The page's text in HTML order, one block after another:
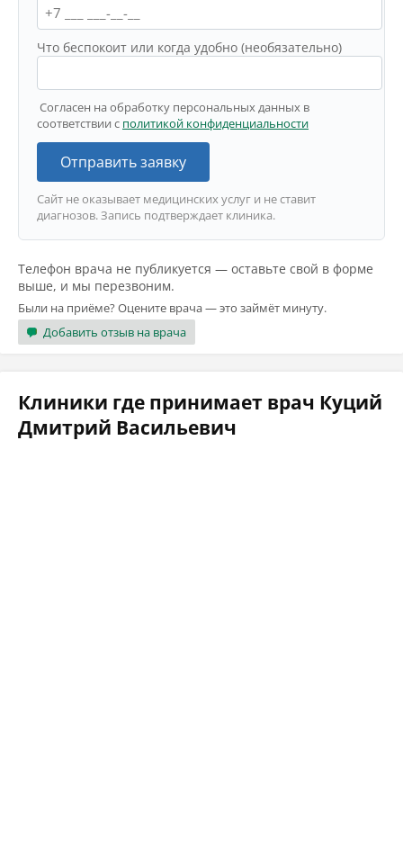
Что беспокоит или когда удобно (необязательно)
Согласен на обработку персональных данных в
соответствии с политикой конфиденциальности
Отправить заявку
Сайт не оказывает медицинских услуг и не ставит
диагнозов. Запись подтверждает клиника.
Телефон врача не публикуется — оставьте свой в форме
выше, и мы перезвоним.
Были на приёме? Оцените врача — это займёт минуту.
Добавить отзыв на врача
Клиники где принимает врач Куций
Дмитрий Васильевич